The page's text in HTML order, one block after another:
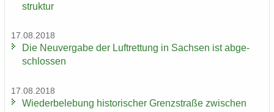
struk­tur
17.08.2018
Die Neu­ver­ga­be der Luft­ret­tung in Sach­sen ist ab­ge­
schlos­sen
17.08.2018
Wie­der­be­le­bung his­to­ri­scher Grenz­stra­ße zwi­schen